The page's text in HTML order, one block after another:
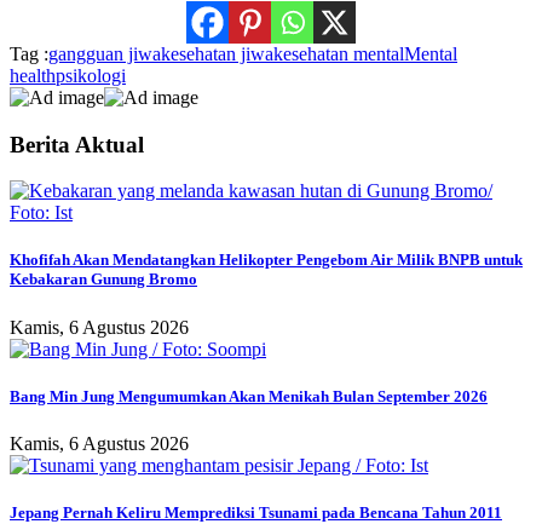
Tag :gangguan jiwakesehatan jiwakesehatan mentalMental
healthpsikologi
Berita Aktual
Khofifah Akan Mendatangkan Helikopter Pengebom Air Milik BNPB untuk
Kebakaran Gunung Bromo
Kamis, 6 Agustus 2026
Bang Min Jung Mengumumkan Akan Menikah Bulan September 2026
Kamis, 6 Agustus 2026
Jepang Pernah Keliru Memprediksi Tsunami pada Bencana Tahun 2011